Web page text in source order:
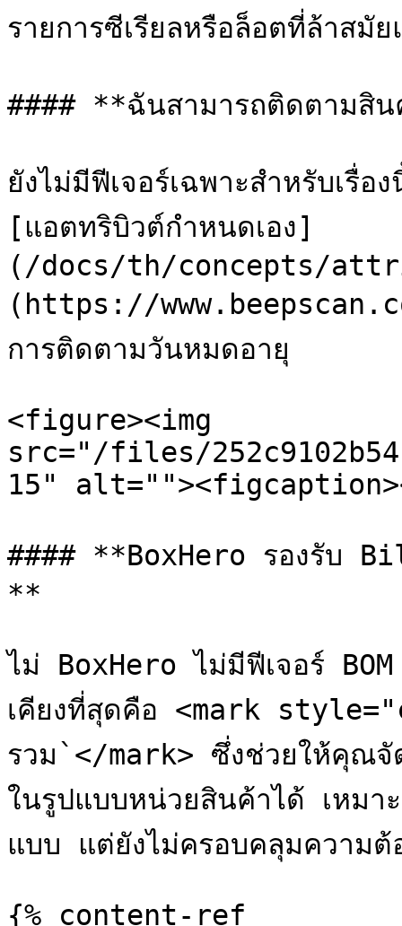
รายการซีเรียลหรือล็อตที่ล้าสมั
#### **ฉันสามารถติดตามสิน
ยังไม่มีฟีเจอร์เฉพาะสำหรับเรื่
[แอตทริบิวต์กำหนดเอง]
(/docs/th/concepts/
(https://
การติดตามวันหมดอายุ
<figure><img
src="/files/
15"
#### **BoxHero รองรับ
**
ไม่ BoxHero ไม่มีฟีเจอร์
เคียงที่สุดคือ <mark
รวม`</mark> ซึ่งช่วยให้คุณจั
ในรูปแบบหน่วยสินค้าได้ เหมา
แบบ แต่ยังไม่ครอบคลุมความต้
{% content-ref